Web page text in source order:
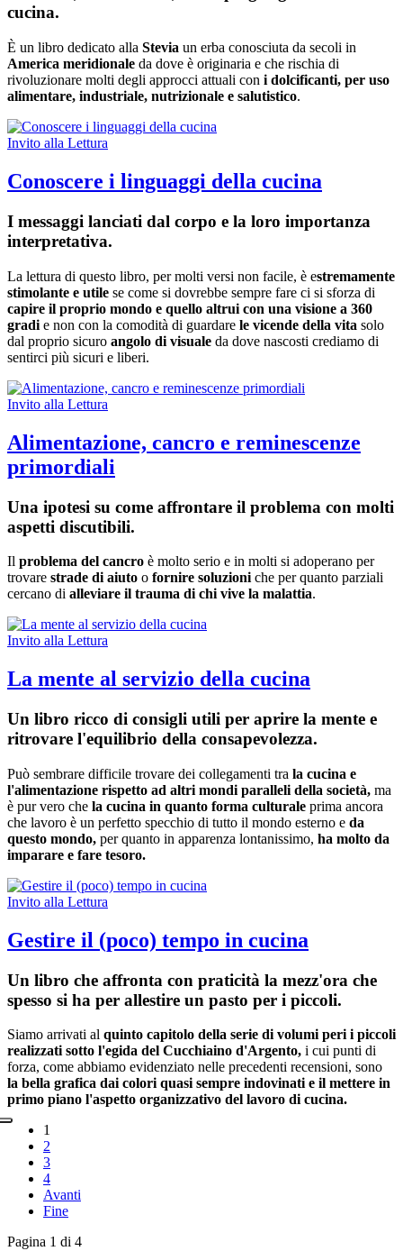
cucina.
È un libro dedicato alla Stevia un erba conosciuta da secoli in
America meridionale da dove è originaria e che rischia di
rivoluzionare molti degli approcci attuali con i dolcificanti, per uso
alimentare, industriale, nutrizionale e salutistico.
Invito alla Lettura
Conoscere i linguaggi della cucina
I messaggi lanciati dal corpo e la loro importanza
interpretativa.
La lettura di questo libro, per molti versi non facile, è estremamente
stimolante e utile se come si dovrebbe sempre fare ci si sforza di
capire il proprio mondo e quello altrui con una visione a 360
gradi e non con la comodità di guardare le vicende della vita solo
dal proprio sicuro angolo di visuale da dove nascosti crediamo di
sentirci più sicuri e liberi.
Invito alla Lettura
Alimentazione, cancro e reminescenze
primordiali
Una ipotesi su come affrontare il problema con molti
aspetti discutibili.
Il problema del cancro è molto serio e in molti si adoperano per
trovare strade di aiuto o fornire soluzioni che per quanto parziali
cercano di alleviare il trauma di chi vive la malattia.
Invito alla Lettura
La mente al servizio della cucina
Un libro ricco di consigli utili per aprire la mente e
ritrovare l'equilibrio della consapevolezza.
Può sembrare difficile trovare dei collegamenti tra la cucina e
l'alimentazione rispetto ad altri mondi paralleli della società, ma
è pur vero che la cucina in quanto forma culturale prima ancora
che lavoro è un perfetto specchio di tutto il mondo esterno e da
questo mondo, per quanto in apparenza lontanissimo, ha molto da
imparare e fare tesoro.
Invito alla Lettura
Gestire il (poco) tempo in cucina
Un libro che affronta con praticità la mezz'ora che
spesso si ha per allestire un pasto per i piccoli.
Siamo arrivati al quinto capitolo della serie di volumi peri i piccoli
realizzati sotto l'egida del Cucchiaino d'Argento, i cui punti di
forza, come abbiamo evidenziato nelle precedenti recensioni, sono
la bella grafica dai colori quasi sempre indovinati e il mettere in
primo piano l'aspetto organizzativo del lavoro di cucina.
1
2
3
4
Avanti
Fine
Pagina 1 di 4